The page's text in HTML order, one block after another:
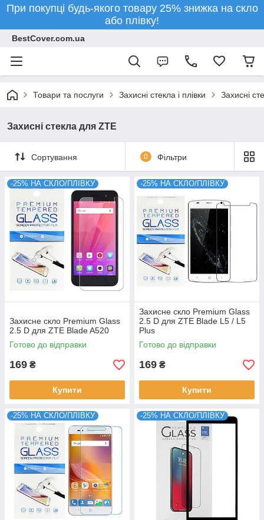
При покупці будь-якого товару 25% знижка на скло
або плівку!
BestCover.com.ua
Товари та послуги Захисні стекла і плівки Захисні
Захисні стекла для ZTE
Сортування 0 Фільтри
-25% НА СКЛО/ПЛІВКУ
Захисне скло Premium Glass
2.5 D для ZTE Blade A520
Готово до відправки
169 ₴
Купити
-25% НА СКЛО/ПЛІВКУ
Захисне скло Premium Glass
2.5 D для ZTE Blade L5 / L5
Plus
Готово до відправки
169 ₴
Купити
-25% НА СКЛО/ПЛІВКУ -25% НА СКЛО/ПЛІВКУ